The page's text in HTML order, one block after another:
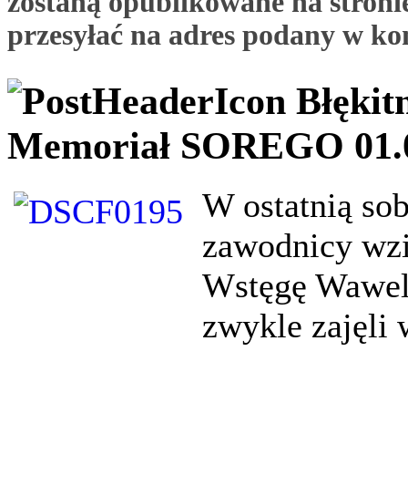
przesyłać na adres podany w
Memoriał SOREGO
W ostatnią
zawodnicy
Wstęgę
zwykle zajęli